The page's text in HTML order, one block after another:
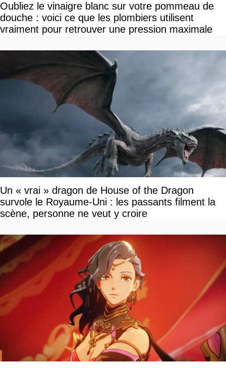
Oubliez le vinaigre blanc sur votre pommeau de
douche : voici ce que les plombiers utilisent
vraiment pour retrouver une pression maximale
Un « vrai » dragon de House of the Dragon
survole le Royaume-Uni : les passants filment la
scène, personne ne veut y croire